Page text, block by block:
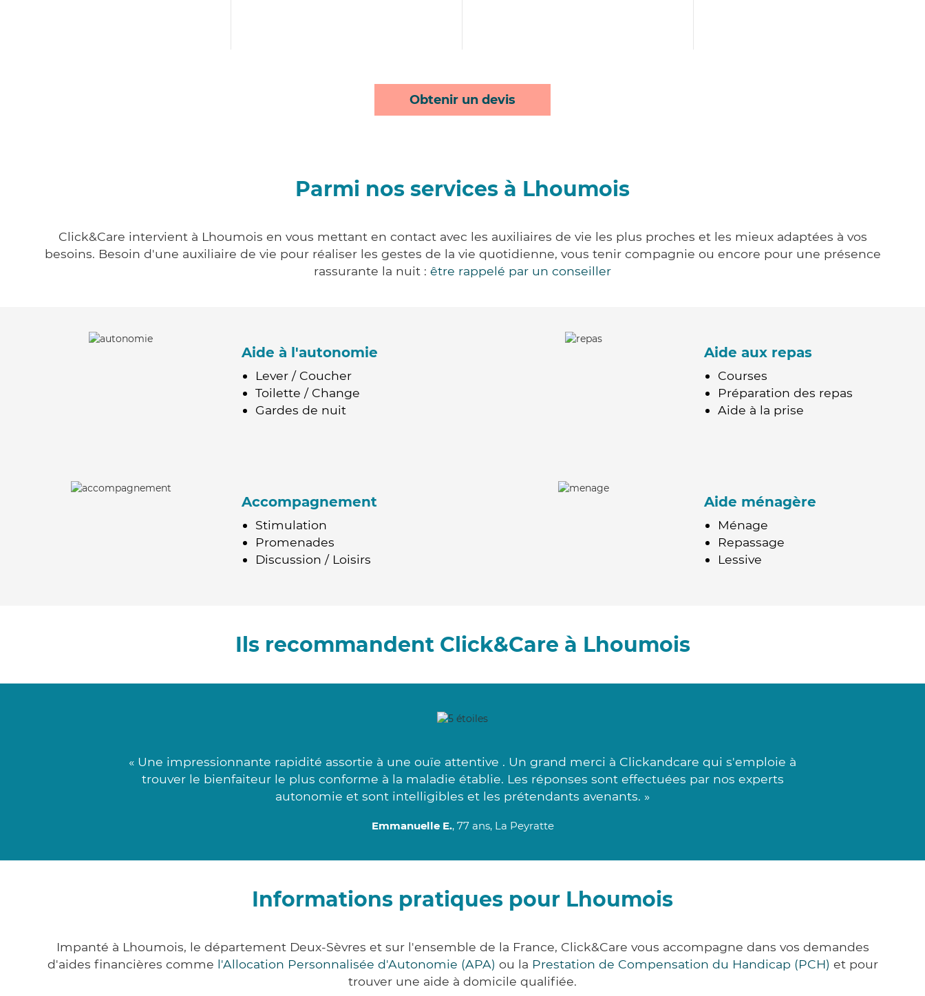
Obtenir un devis
Parmi nos services à Lhoumois
Click&Care intervient à Lhoumois en vous mettant en contact avec les auxiliaires de vie les plus proches et les mieux adaptées à vos
besoins. Besoin d'une auxiliaire de vie pour réaliser les gestes de la vie quotidienne, vous tenir compagnie ou encore pour une présence
rassurante la nuit : être rappelé par un conseiller
Aide à l'autonomie
Lever / Coucher
Toilette / Change
Gardes de nuit
Aide aux repas
Courses
Préparation des repas
Aide à la prise
Accompagnement
Stimulation
Promenades
Discussion / Loisirs
Aide ménagère
Ménage
Repassage
Lessive
Ils recommandent Click&Care à Lhoumois
« Une impressionnante rapidité assortie à une ouïe attentive . Un grand merci à Clickandcare qui s'emploie à
trouver le bienfaiteur le plus conforme à la maladie établie. Les réponses sont effectuées par nos experts
autonomie et sont intelligibles et les prétendants avenants. »
Emmanuelle E., 77 ans, La Peyratte
Informations pratiques pour Lhoumois
Impanté à Lhoumois, le département Deux-Sèvres et sur l'ensemble de la France, Click&Care vous accompagne dans vos demandes
d'aides financières comme l'Allocation Personnalisée d'Autonomie (APA) ou la Prestation de Compensation du Handicap (PCH) et pour
trouver une aide à domicile qualifiée.